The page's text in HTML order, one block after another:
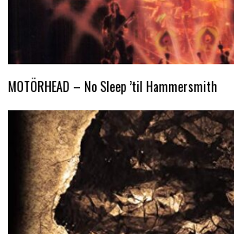
MOTÖRHEAD – No Sleep ’til Hammersmith